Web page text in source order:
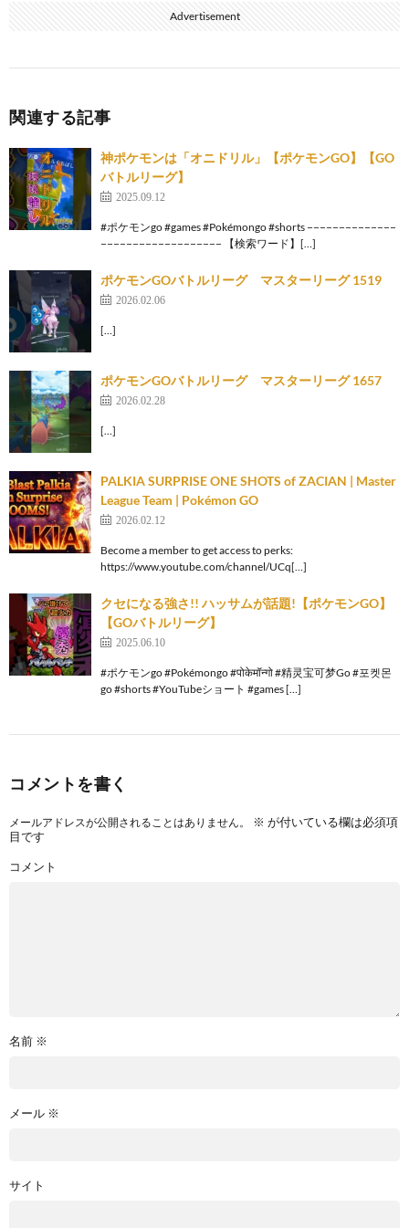
Advertisement
関連する記事
神ポケモンは「オニドリル」【ポケモンGO】【GO
バトルリーグ】
2025.09.12
#ポケモンgo #games #Pokémongo #shorts −−−−−−−−−−−−−−
−−−−−−−−−−−−−−−−−−− 【検索ワード】[…]
ポケモンGOバトルリーグ マスターリーグ 1519
2026.02.06
[…]
ポケモンGOバトルリーグ マスターリーグ 1657
2026.02.28
[…]
PALKIA SURPRISE ONE SHOTS of ZACIAN | Master
League Team | Pokémon GO
2026.02.12
Become a member to get access to perks:
https://www.youtube.com/channel/UCq[…]
クセになる強さ!! ハッサムが話題!【ポケモンGO】
【GOバトルリーグ】
2025.06.10
#ポケモンgo #Pokémongo #पोकेमॉन्गो #精灵宝可梦Go #포켓몬
go #shorts #YouTubeショート #games […]
コメントを書く
メールアドレスが公開されることはありません。 ※ が付いている欄は必須項
目です
コメント
名前 ※
メール ※
サイト